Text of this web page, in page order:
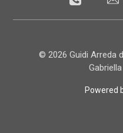
© 2026 Guidi Arreda
Powered